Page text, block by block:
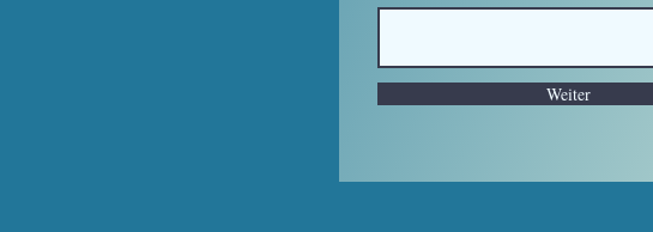
Weiter